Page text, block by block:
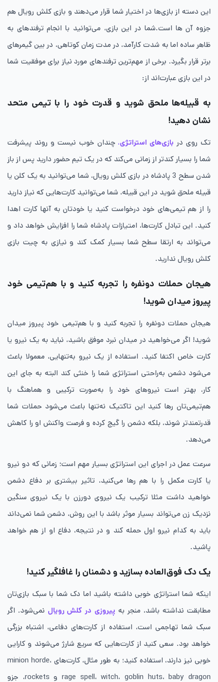
این دسته از بازی‌ها در اختیار شما قرار می‌دهند و بازی کلش رویال هم
جزوه آن ها است.شما در این بازی، می‌توانید با انجام ترفندهای به
ظاهر ساده اما به شدت کارآمد، در مدت زمان کوتاهی، در بین گیمرهای
برتر قرار بگیرد. برخی از مهم‌ترین ترفندهای مورد نیاز برای موفقیت شما
در این بازی عبارت‌اند از:
به قبیله‌ها ملحق شوید و قدرت خود را با تیمی متحد
نشان دهید!
تک روی در بازی‌های استراتژی، چندان خوب نیست و روند پیشرفت
شما را بسیار کندتر از زمانی می‌کند که در یک تیم حضور دارید پس از باز
شدن سطح 3 پادشاه در بازی کلش رویال، شما می‌توانید به یک کلن یا
قبیله ملحق شوید در این قبیله، شما می‌توانید کارت‌هایی که نیاز دارید
را از هم تیمی‌های خود درخواست کنید یا خودتان به آنها کارت اهدا
کنید. این تبادل کارت‌ها، امتیازات پادشاه شما را افزایش خواهد داد و
می‌تواند به ارتقا سطح شما بسیار کمک کند و نیازی به چیت بازی
کلش رویال ندارید.
هیجان حملات دو‌نفره را تجربه کنید و با هم‌تیمی خود
پیروز میدان شوید!
هیجان حملات دونفره را تجربه کنید و با هم‌تیمی خود پیروز میدان
شوید! اگر می‌خواهید در میدان نبرد موفق باشید، نباید به یک نیرو یا
کارت خاص اکتفا کنید. استفاده از یک نیرو به‌تنهایی، معمولا باعث
می‌شود دشمن به‌راحتی استراتژی شما را خنثی کند البته به جای این
کار، بهتر است نیروهای خود را به‌صورت ترکیبی و هماهنگ با
هم‌تیمی‌تان رها کنید این تاکتیک نه‌تنها باعث می‌شود حملات شما
قدرتمندتر شوند، بلکه دشمن را گیج کرده و فرصت واکنش او را کاهش
می‌دهد.
سرعت عمل در اجرای این استراتژی بسیار مهم است؛ زمانی که دو نیرو
یا کارت مکمل را با هم رها می‌کنید، تاثیر بیشتری بر دفاع دشمن
خواهید داشت مثلا ترکیب یک نیروی دورزن با یک نیروی سنگین
نزدیک زن می‌تواند بسیار موثر باشد با این روش، دشمن شما نمی‌داند
باید به کدام نیرو اول حمله کند و در نتیجه، دفاع او از هم خواهد
پاشید.
یک دک فوق‌العاده بسازید و دشمنان را غافلگیر کنید!
اینکه شما استراتژی خوبی داشته باشید اما دک شما با سبک بازی‌تان
مطابقت نداشته باشد، منجر به پیروزی در کلش رویال نمی‌شود. اگر
سبک شما تهاجمی است، استفاده از کارت‌های دفاعی، اشتباه بزرگی
خواهد بود. سعی کنید از کارت‌هایی که سریع شارژ می‌شوند و کارایی
خوبی نیز دارند، استفاده کنید؛ به طور مثال، کارت‌های minion horde،
rage spell، witch، goblin huts، baby dragon و rockets، جزو